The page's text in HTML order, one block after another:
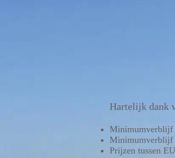
Hartelijk dank
Minimumverblijf
Minimumverblijf
Prijzen tussen